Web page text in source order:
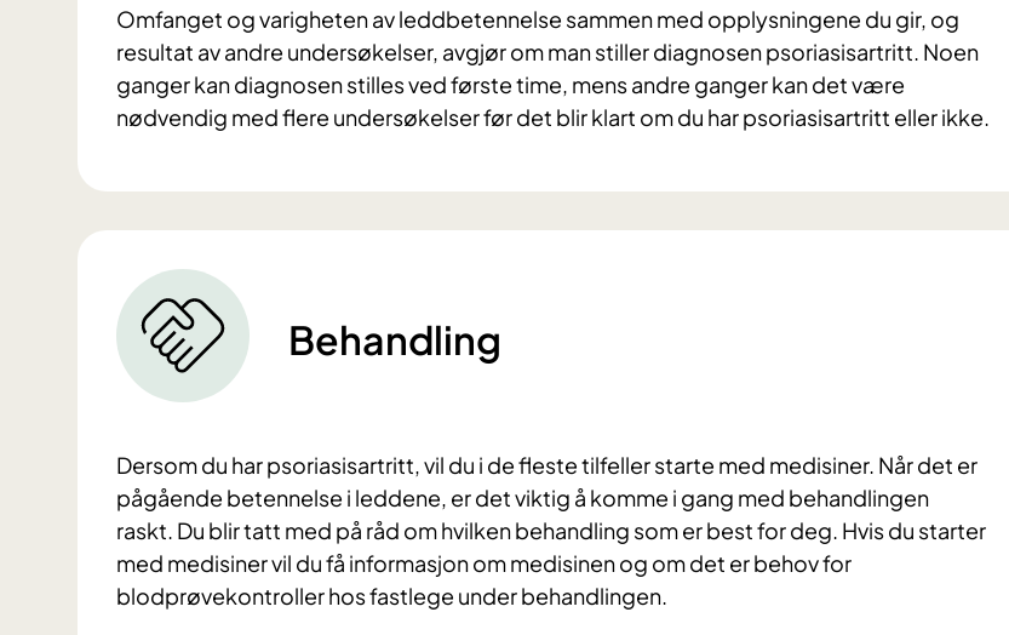
Omfanget og varigheten av leddbetennelse sammen med opplysningene du gir, og
resultat av andre undersøkelser, avgjør om man stiller diagnosen psoriasisartritt. Noen
ganger kan diagnosen stilles ved første time, mens andre ganger kan det være
nødvendig med flere undersøkelser før det blir klart om du har psoriasisartritt eller ikke.
Behandling
Dersom du har psoriasisartritt, vil du i de fleste tilfeller starte med medisiner. Når det er
pågående betennelse i leddene, er det viktig å komme i gang med behandlingen
raskt. Du blir tatt med på råd om hvilken behandling som er best for deg. Hvis du starter
med medisiner vil du få informasjon om medisinen og om det er behov for
blodprøvekontroller hos fastlege under behandlingen.